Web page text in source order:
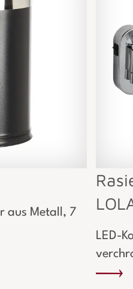
aus Metall, 7
LED-